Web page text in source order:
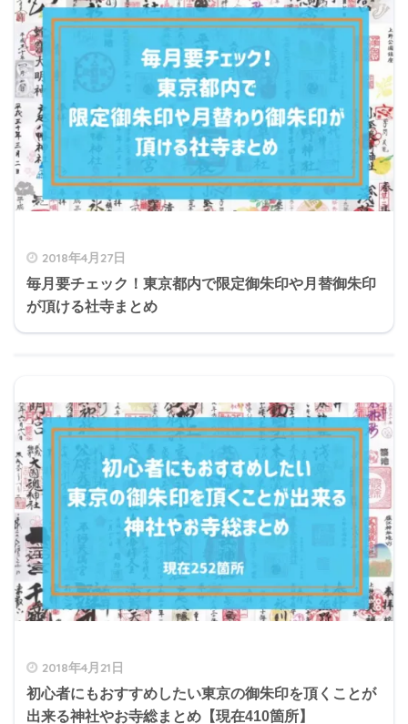
2018年4月27日
毎月要チェック！東京都内で限定御朱印や月替御朱印
が頂ける社寺まとめ
2018年4月21日
初心者にもおすすめしたい東京の御朱印を頂くことが
出来る神社やお寺総まとめ【現在410箇所】